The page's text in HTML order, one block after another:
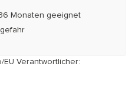
Monaten geeignet
Verantwortlicher: